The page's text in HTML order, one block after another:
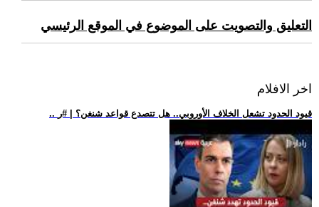
التعليق والتصويت على الموضوع في الموقع الرئيسي
اخر الافلام
.. قيود الحدود تشعل الخلاف الأوروبي.. هل تتصدع قواعد شنغن؟ | #ر